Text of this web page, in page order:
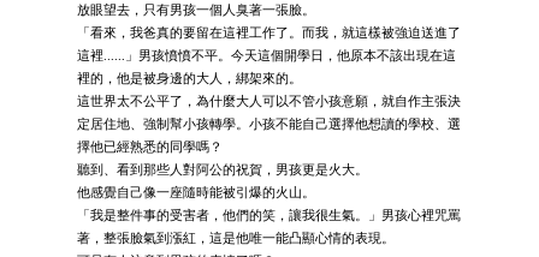
放眼望去，只有男孩一個人臭著一張臉。
「看來，我爸真的要留在這裡工作了。而我，就這樣被強迫送進了
這裡......」男孩憤憤不平。今天這個開學日，他原本不該出現在這
裡的，他是被身邊的大人，綁架來的。
這世界太不公平了，為什麼大人可以不管小孩意願，就自作主張決
定居住地、強制幫小孩轉學。小孩不能自己選擇他想讀的學校、選
擇他已經熟悉的同學嗎？
聽到、看到那些人對阿公的祝賀，男孩更是火大。
他感覺自己像一座隨時能被引爆的火山。
「我是整件事的受害者，他們的笑，讓我很生氣。」男孩心裡咒罵
著，整張臉氣到漲紅，這是他唯一能凸顯心情的表現。